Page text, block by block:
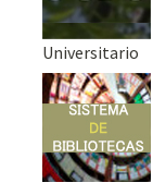
Universitario